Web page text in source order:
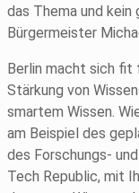
das Thema und kein
Bürgermeister
Berlin macht sich
Stärkung von
smartem Wissen.
am Beispiel des
des Forschungs-
Tech Republic, mit